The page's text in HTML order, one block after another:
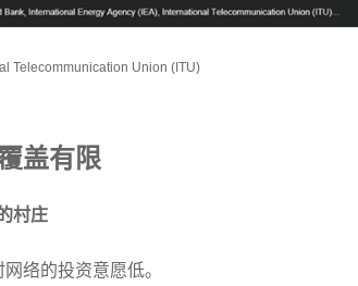
Telecommunication Union (ITU)
盖有限
村庄
络的投资意愿低。